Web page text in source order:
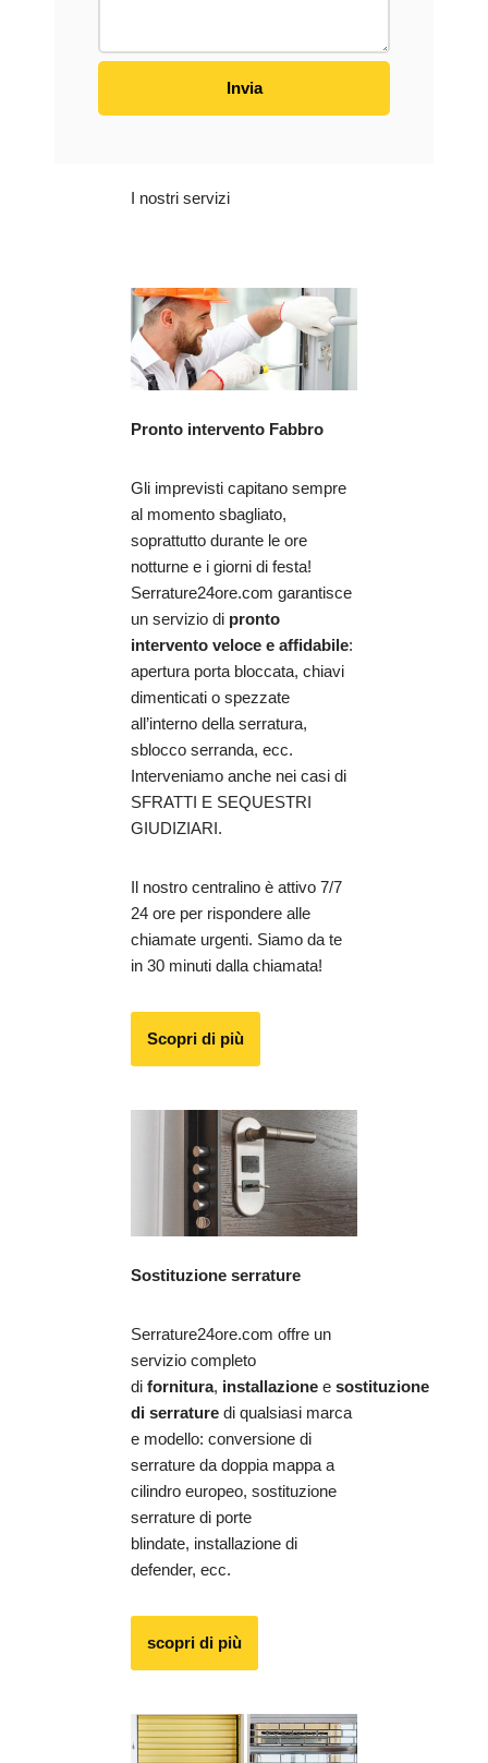
I nostri servizi
Pronto intervento Fabbro
Gli imprevisti capitano sempre
al momento sbagliato,
soprattutto durante le ore
notturne e i giorni di festa!
Serrature24ore.com garantisce
un servizio di pronto
intervento veloce e affidabile:
apertura porta bloccata, chiavi
dimenticati o spezzate
all’interno della serratura,
sblocco serranda, ecc.
Interveniamo anche nei casi di
SFRATTI E SEQUESTRI
GIUDIZIARI.
Il nostro centralino è attivo 7/7
24 ore per rispondere alle
chiamate urgenti. Siamo da te
in 30 minuti dalla chiamata!
Scopri di più
Sostituzione serrature
Serrature24ore.com offre un
servizio completo
di fornitura, installazione e sostituzione
di serrature di qualsiasi marca
e modello: conversione di
serrature da doppia mappa a
cilindro europeo, sostituzione
serrature di porte
blindate, installazione di
defender, ecc.
scopri di più